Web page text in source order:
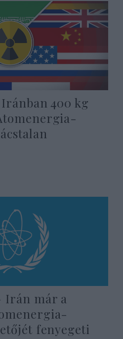
400 kg
Irán már a
fenyegeti